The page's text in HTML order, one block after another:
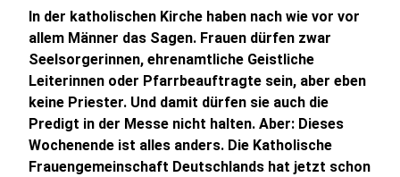
In der katholischen Kirche haben nach wie vor vor
allem Männer das Sagen. Frauen dürfen zwar
Seelsorgerinnen, ehrenamtliche Geistliche
Leiterinnen oder Pfarrbeauftragte sein, aber eben
keine Priester. Und damit dürfen sie auch die
Predigt in der Messe nicht halten. Aber: Dieses
Wochenende ist alles anders. Die Katholische
Frauengemeinschaft Deutschlands hat jetzt schon